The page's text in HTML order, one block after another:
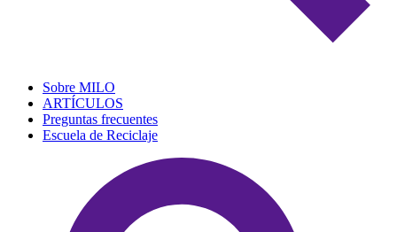
Sobre MILO
ARTÍCULOS
Preguntas frecuentes
Escuela de Reciclaje